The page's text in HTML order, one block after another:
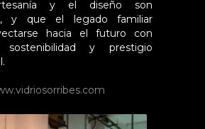
y el diseño son
y que el legado familiar
hacia el futuro con
sostenibilidad y prestigio